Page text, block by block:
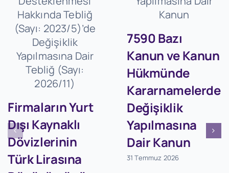
Firmaların Yurt
Dışı Kaynaklı
Dövizlerinin
Türk Lirasına
7590 Bazı
Kanun ve Kanun
Hükmünde
Kararnamelerde
Değişiklik
Yapılmasına
Dair Kanun
31 Temmuz 2026